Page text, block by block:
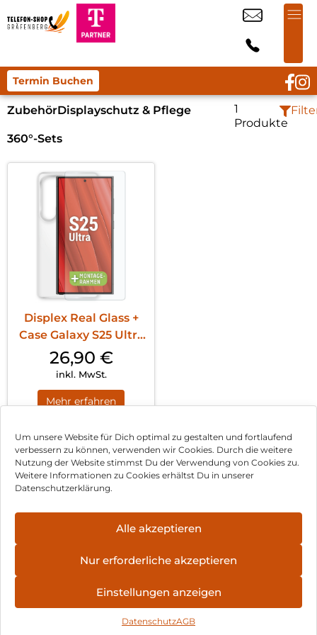
Um unsere Website für Dich optimal zu gestalten und fortlaufend
verbessern zu können, verwenden wir Cookies. Durch die weitere
Nutzung der Website stimmst Du der Verwendung von Cookies zu.
Weitere Informationen zu Cookies erhältst Du in unserer
Datenschutzerklärung.
Alle akzeptieren
Nur erforderliche akzeptieren
Einstellungen anzeigen
DatenschutzAGB
Termin Buchen
ZubehörDisplayschutz & Pflege
360°-Sets
1
Produkte
Displex Real Glass +
Case Galaxy S25 Ultra
Transparent
26,90 €
inkl. MwSt.
Mehr erfahren
Impressum
Hinweis zur Batterieentsorgung
Newsletter
, Brodos AG – All Rights Reserved.